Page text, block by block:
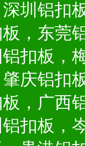
圳铝扣
，东莞
扣板，
庆铝扣
，广西
扣板，